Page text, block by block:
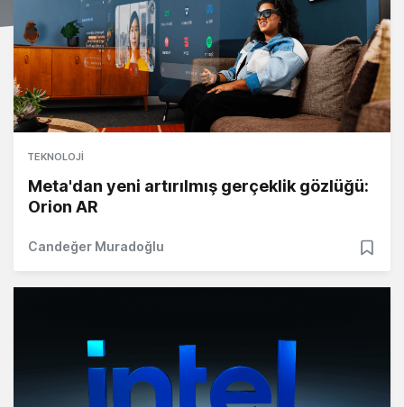
TEKNOLOJI
Meta'dan yeni artırılmış gerçeklik gözlüğü:
Orion AR
Candeğer Muradoğlu